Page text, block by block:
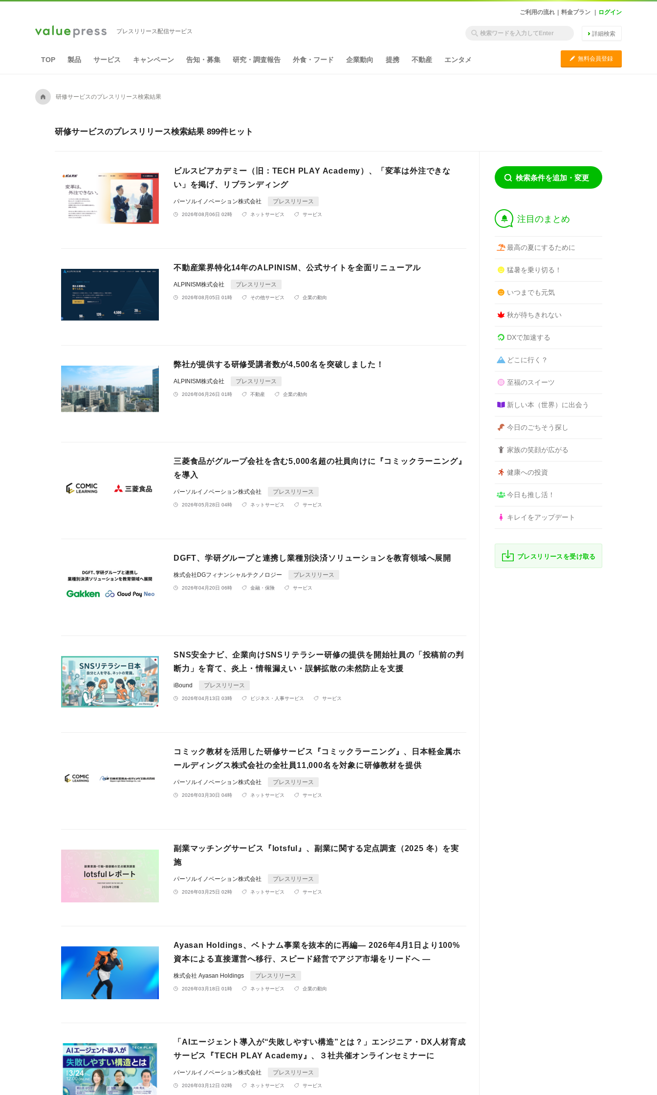
ご利用の流れ 料金プラン ログイン
プレスリリース配信サービス 詳細検索
TOP 製品 サービス キャンペーン 告知・募集 研究・調査報告 外食・フード 企業動向 提携 不動産 エンタメ C 無料会員登録
A 研修サービスのプレスリリース検索結果
研修サービスのプレスリリース検索結果 899件ヒット
ビルスピアカデミー（旧：TECH PLAY Academy）、「変革は外注できな
い」を掲げ、リブランディング
パーソルイノベーション株式会社 プレスリリース
2026年08月06日 02時 ネットサービス サービス
不動産業界特化14年のALPINISM、公式サイトを全面リニューアル
ALPINISM株式会社 プレスリリース
2026年08月05日 01時 その他サービス 企業の動向
弊社が提供する研修受講者数が4,500名を突破しました！
ALPINISM株式会社 プレスリリース
2026年06月26日 01時 不動産 企業の動向
三菱食品がグループ会社を含む5,000名超の社員向けに『コミックラーニング』
を導入
パーソルイノベーション株式会社 プレスリリース
2026年05月28日 04時 ネットサービス サービス
DGFT、学研グループと連携し業種別決済ソリューションを教育領域へ展開
株式会社DGフィナンシャルテクノロジー プレスリリース
2026年04月20日 06時 金融・保険 サービス
SNS安全ナビ、企業向けSNSリテラシー研修の提供を開始社員の「投稿前の判
断力」を育て、炎上・情報漏えい・誤解拡散の未然防止を支援
iBound プレスリリース
2026年04月13日 03時 ビジネス・人事サービス サービス
コミック教材を活用した研修サービス『コミックラーニング』、日本軽金属ホ
ールディングス株式会社の全社員11,000名を対象に研修教材を提供
パーソルイノベーション株式会社 プレスリリース
2026年03月30日 04時 ネットサービス サービス
副業マッチングサービス『lotsful』、副業に関する定点調査（2025 冬）を実
施
パーソルイノベーション株式会社 プレスリリース
2026年03月25日 02時 ネットサービス サービス
Ayasan Holdings、ベトナム事業を抜本的に再編― 2026年4月1日より100%
資本による直接運営へ移行、スピード経営でアジア市場をリードへ ―
株式会社 Ayasan Holdings プレスリリース
2026年03月18日 01時 ネットサービス 企業の動向
「AIエージェント導入が“失敗しやすい構造”とは？」エンジニア・DX人材育成
サービス『TECH PLAY Academy』、３社共催オンラインセミナーに
パーソルイノベーション株式会社 プレスリリース
2026年03月12日 02時 ネットサービス サービス
検索条件を追加・変更
† 注目のまとめ
最高の夏にするために
猛暑を乗り切る！
いつまでも元気
秋が待ちきれない
DXで加速する
どこに行く？
至福のスイーツ
新しい本（世界）に出会う
今日のごちそう探し
家族の笑顔が広がる
健康への投資
今日も推し活！
キレイをアップデート
プレスリリースを受け取る